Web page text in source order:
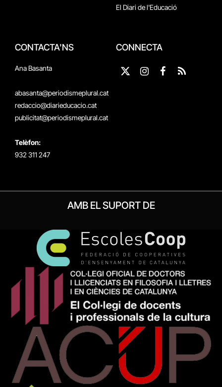
El Diari de l'Educació
CONTACTA'NS
Ana Basanta
abasanta@periodismeplural.cat
redaccio@diarieducacio.cat
publicitat@periodismeplural.cat
Telèfon:
932 311 247
CONNECTA
X
Instagram
Facebook
RSS
AMB EL SUPORT DE